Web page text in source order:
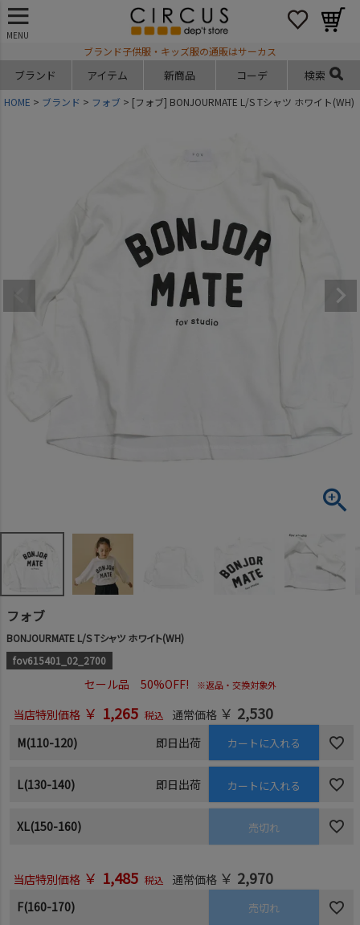
MENU
ブランド子供服・キッズ服の通販はサーカス
ブランド アイテム 新商品 コーデ 検索
HOME ブランド フォブ [フォブ] BONJOURMATE L/S Tシャツ ホワイト(WH)
フォブ
BONJOURMATE L/S Tシャツ ホワイト(WH)
fov615401_02_2700
セール品 50%OFF! ※返品・交換対象外
当店特別価格 ￥ 1,265 税込 通常価格 ￥ 2,530
M(110-120) 即日出荷 カートに入れる
L(130-140) 即日出荷 カートに入れる
XL(150-160) 売切れ
当店特別価格 ￥ 1,485 税込 通常価格 ￥ 2,970
F(160-170) 売切れ